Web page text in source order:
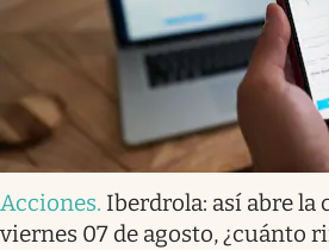
Acciones. Iberdrola: así abre la
viernes 07 de agosto, ¿cuánto